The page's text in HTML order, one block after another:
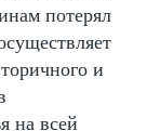
потерял
и
на всей